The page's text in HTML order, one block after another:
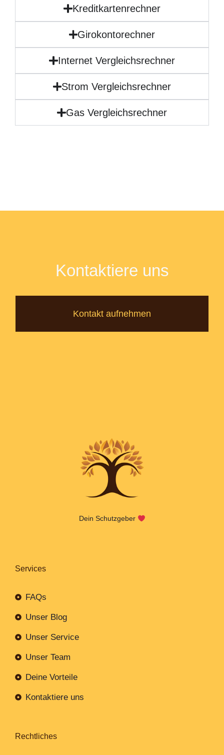
Kreditkartenrechner
Girokontorechner
Internet Vergleichsrechner
Strom Vergleichsrechner
Gas Vergleichsrechner
Kontaktiere uns
Kontakt aufnehmen
Dein Schutzgeber
Services
FAQs
Unser Blog
Unser Service
Unser Team
Deine Vorteile
Kontaktiere uns
Rechtliches